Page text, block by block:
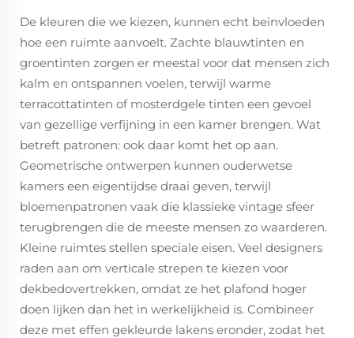
De kleuren die we kiezen, kunnen echt beïnvloeden
hoe een ruimte aanvoelt. Zachte blauwtinten en
groentinten zorgen er meestal voor dat mensen zich
kalm en ontspannen voelen, terwijl warme
terracottatinten of mosterdgele tinten een gevoel
van gezellige verfijning in een kamer brengen. Wat
betreft patronen: ook daar komt het op aan.
Geometrische ontwerpen kunnen ouderwetse
kamers een eigentijdse draai geven, terwijl
bloemenpatronen vaak die klassieke vintage sfeer
terugbrengen die de meeste mensen zo waarderen.
Kleine ruimtes stellen speciale eisen. Veel designers
raden aan om verticale strepen te kiezen voor
dekbedovertrekken, omdat ze het plafond hoger
doen lijken dan het in werkelijkheid is. Combineer
deze met effen gekleurde lakens eronder, zodat het